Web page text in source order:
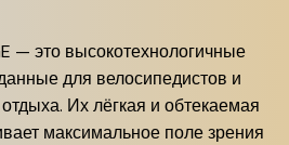
— это высокотехнологичные
для велосипедистов и
Их лёгкая и обтекаемая
максимальное поле зрения